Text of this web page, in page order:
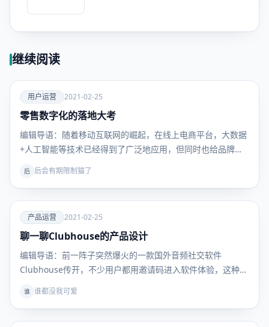
继续阅读
爱
用户运
营
用户运营 2021-02-25
零售数字化的落地大考
编辑导语：随着移动互联网的崛起，在线上电商平台，大数据
+人工智能等技术已经得到了广泛地应用，但同时也给品牌商
后 后会有期限制猫了
爱
产品运
产品运营 2021-02-25
聊一聊Clubhouse的产品设计
编辑导语：前一阵子突然爆火的一款国外音频社交软件
Clubhouse传开，不少用户都用邀请码进入软件体验，这种
谁 谁都没我可爱